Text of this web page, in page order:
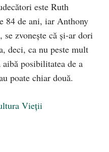
este Ruth
84 de ani, iar Anthony
zvonește că și-ar dori
deci, ca nu peste mult
posibilitatea de a
poate chiar două.
Vieții